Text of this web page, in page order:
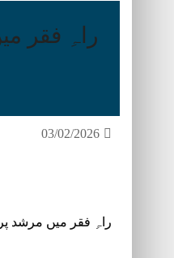
03/02/2026